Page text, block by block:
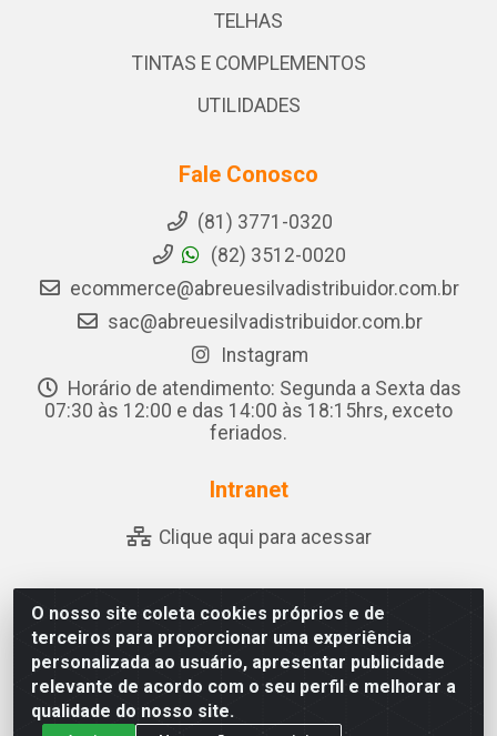
O nosso site coleta cookies próprios e de
terceiros para proporcionar uma experiência
personalizada ao usuário, apresentar publicidade
relevante de acordo com o seu perfil e melhorar a
qualidade do nosso site.
TELHAS
TINTAS E COMPLEMENTOS
UTILIDADES
Fale Conosco
(81) 3771-0320
(82) 3512-0020
ecommerce@abreuesilvadistribuidor.com.br
sac@abreuesilvadistribuidor.com.br
Instagram
Horário de atendimento: Segunda a Sexta das
07:30 às 12:00 e das 14:00 às 18:15hrs, exceto
feriados.
Intranet
Clique aqui para acessar
Abreu & Silva - Rua Padre Jose de Souza Leite, 265 - Ariado,
Olho D'Água das Flores/AL - CEP 57.442-000 - CNPJ
04.790.656/0001-06